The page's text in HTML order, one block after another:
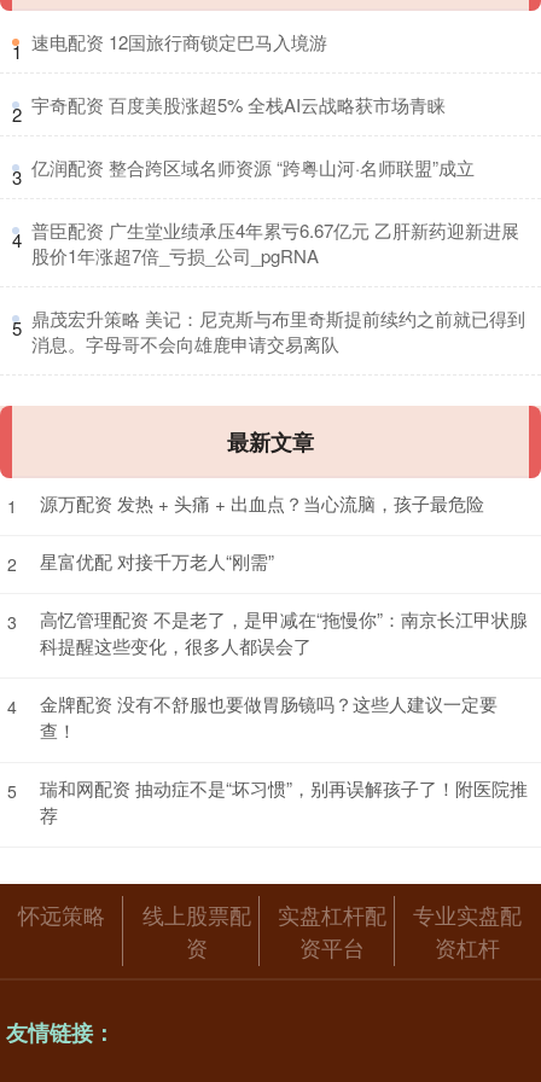
1 ​速电配资 12国旅行商锁定巴马入境游
2 ​宇奇配资 百度美股涨超5% 全栈AI云战略获市场青睐
3 ​亿润配资 整合跨区域名师资源 “跨粤山河·名师联盟”成立
4 ​普臣配资 广生堂业绩承压4年累亏6.67亿元 乙肝新药迎新进展
股价1年涨超7倍_亏损_公司_pgRNA
5 ​鼎茂宏升策略 美记：尼克斯与布里奇斯提前续约之前就已得到
消息。字母哥不会向雄鹿申请交易离队
最新文章
1 源万配资 发热 + 头痛 + 出血点？当心流脑，孩子最危险
2 星富优配 对接千万老人“刚需”
3
高忆管理配资 不是老了，是甲减在“拖慢你”：南京长江甲状腺
科提醒这些变化，很多人都误会了
4
金牌配资 没有不舒服也要做胃肠镜吗？这些人建议一定要
查！
5
瑞和网配资 抽动症不是“坏习惯”，别再误解孩子了！附医院推
荐
怀远策略
线上股票配
资
实盘杠杆配
资平台
专业实盘配
资杠杆
友情链接：